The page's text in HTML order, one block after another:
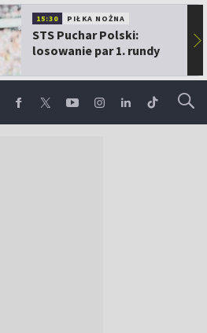
15:30 PIŁKA NOŻNA
STS Puchar Polski:
losowanie par 1. rundy
▶